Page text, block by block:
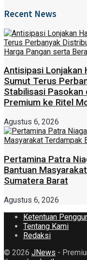
Recent News
Antisipasi Lonjakan
Sumut Terus
Stabilisasi Pasokan
Premium ke Ritel
Agustus 6, 2026
Pertamina Patra
Bantuan
Sumatera Barat
Agustus 6, 2026
Ketentuan
Tentang Kami
Redaksi
© 2026 JNews -